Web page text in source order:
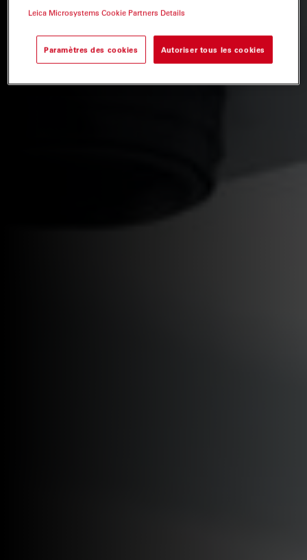
Leica Microsystems Cookie Partners Details
Paramètres des cookies Autoriser tous les cookies